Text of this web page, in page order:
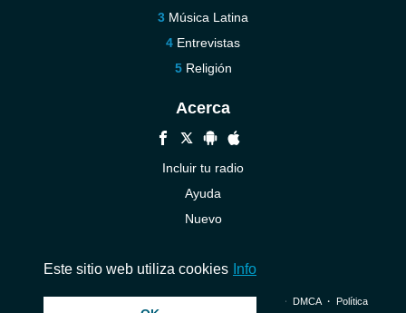
Música Latina
Entrevistas
Religión
Acerca
Incluir tu radio
Ayuda
Nuevo
© 2026 InstantAudio. Reservados todos los derechos. ・ DMCA・ Política
Este sitio web utiliza cookies Info